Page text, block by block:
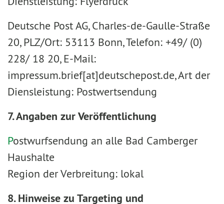
Deutsche Post AG, Charles-de-Gaulle-Straße
20, PLZ/Ort: 53113 Bonn, Telefon: +49/ (0)
228/ 18 20, E-Mail:
impressum.brief[at]deutschepost.de, Art der
Diensleistung: Postwertsendung
7. Angaben zur Veröffentlichung
Postwurfsendung an alle Bad Camberger
Haushalte
Region der Verbreitung: lokal
8. Hinweise zu Targeting und